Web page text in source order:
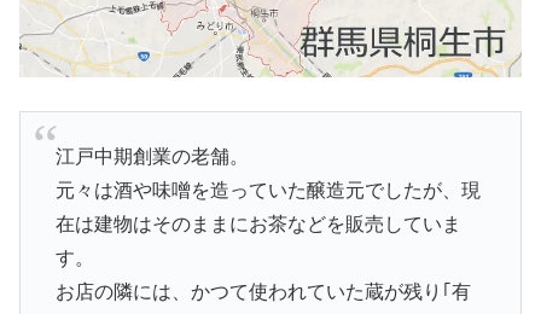
江戸中期創業の老舗。